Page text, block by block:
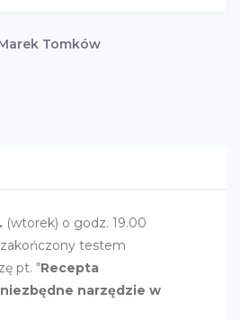
Tomków
(wtorek) o godz. 19.00
testem
pt. "Recepta
narzędzie w